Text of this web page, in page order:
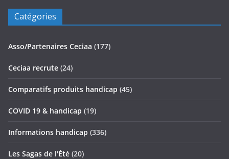
Catégories
Asso/Partenaires Ceciaa (177)
Ceciaa recrute (24)
Comparatifs produits handicap (45)
COVID 19 & handicap (19)
Informations handicap (336)
Les Sagas de l'Été (20)